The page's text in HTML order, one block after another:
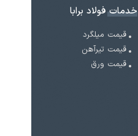
خدمات فولاد برابا
قیمت میلگرد
قیمت تیرآهن
قیمت ورق